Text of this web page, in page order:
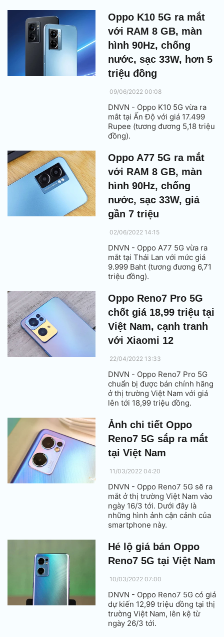
mAh với sạc nhanh 33W.
Oppo K10 5G ra mắt
với RAM 8 GB, màn
hình 90Hz, chống
nước, sạc 33W, hơn 5
triệu đồng
09/06/2022 00:08
DNVN - Oppo K10 5G vừa ra
mắt tại Ấn Độ với giá 17.499
Rupee (tương đương 5,18 triệu
đồng).
Oppo A77 5G ra mắt
với RAM 8 GB, màn
hình 90Hz, chống
nước, sạc 33W, giá
gần 7 triệu
02/06/2022 14:15
DNVN - Oppo A77 5G vừa ra
mắt tại Thái Lan với mức giá
9.999 Baht (tương đương 6,71
triệu đồng).
Oppo Reno7 Pro 5G
chốt giá 18,99 triệu tại
Việt Nam, cạnh tranh
với Xiaomi 12
22/04/2022 13:33
DNVN - Oppo Reno7 Pro 5G
chuẩn bị được bán chính hãng
ở thị trường Việt Nam với giá
lên tới 18,99 triệu đồng.
Ảnh chi tiết Oppo
Reno7 5G sắp ra mắt
tại Việt Nam
11/03/2022 04:20
DNVN - Oppo Reno7 5G sẽ ra
mắt ở thị trường Việt Nam vào
ngày 16/3 tới. Dưới đây là
những hình ảnh cận cảnh của
smartphone này.
Hé lộ giá bán Oppo
Reno7 5G tại Việt Nam
10/03/2022 07:00
DNVN - Oppo Reno7 5G có giá
dự kiến 12,99 triệu đồng tại thị
trường Việt Nam, lên kệ từ
ngày 26/3 tới.